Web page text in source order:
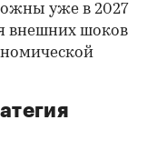
уже в 2027
внешних шоков